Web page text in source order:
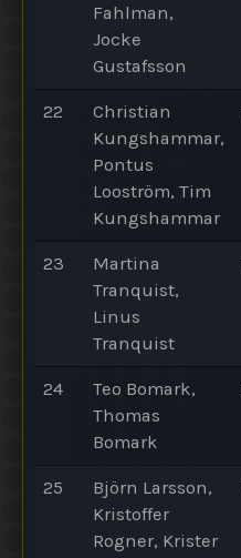
Fahlman,
Jocke
Gustafsson
22
Christian
Kungshammar,
Pontus
Looström, Tim
Kungshammar
23
Martina
Tranquist,
Linus
Tranquist
24
Teo Bomark,
Thomas
Bomark
25
Björn Larsson,
Kristoffer
Rogner, Krister